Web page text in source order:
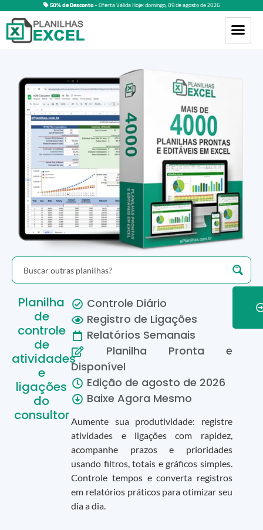
50% de Desconto– Oferta Válida Hoje:domingo,09deagostode2026
Planilha
de
controle
de
atividades
e
ligações
do
consultor
Controle Diário
Registro de Ligações
Relatórios Semanais
Planilha Pronta e
Disponível
Edição de agosto de 2026
Baixe Agora Mesmo
Aumente sua produtividade: registre
atividades e ligações com rapidez,
acompanhe prazos e prioridades
usando filtros, totais e gráficos simples.
Controle tempos e converta registros
em relatórios práticos para otimizar seu
dia a dia.